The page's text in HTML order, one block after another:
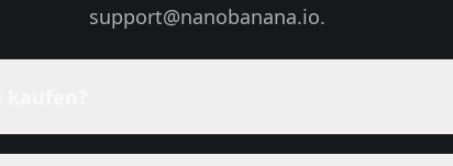
support@nanobanana.io.